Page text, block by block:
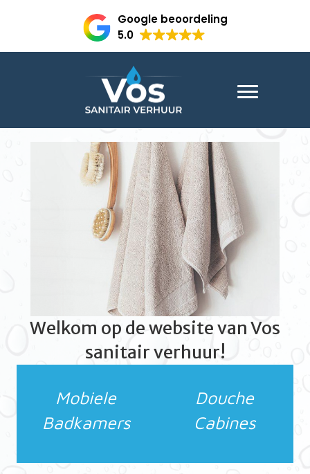
Google beoordeling
5.0
Welkom op de website van Vos
sanitair verhuur!
Mobiele
Badkamers
Douche
Cabines